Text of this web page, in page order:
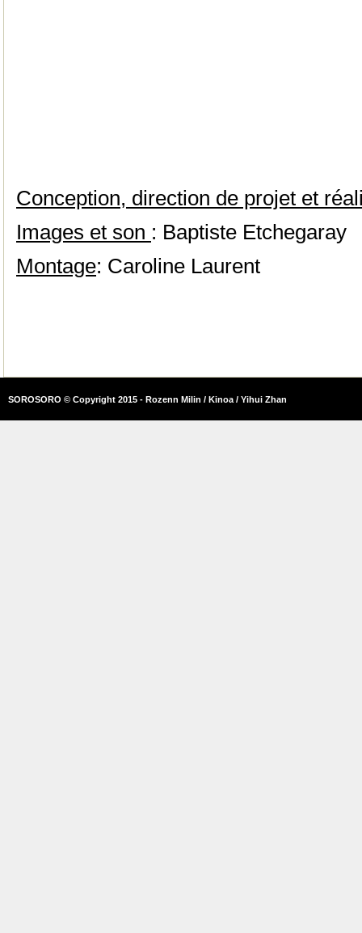
Conception, direction de projet et
Images et son : Baptiste Etchegaray
Montage: Caroline Laurent
SOROSORO © Copyright 2015 - Rozenn Milin / Kinoa / Yihui Zhan